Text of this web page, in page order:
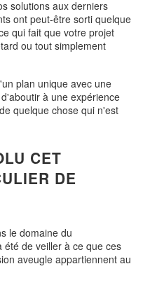
solutions aux derniers
ont peut-être sorti quelque
qui fait que votre projet
ou tout simplement
plan unique avec une
à une expérience
quelque chose qui n'est
CET
DE
le domaine du
de veiller à ce que ces
aveugle appartiennent au